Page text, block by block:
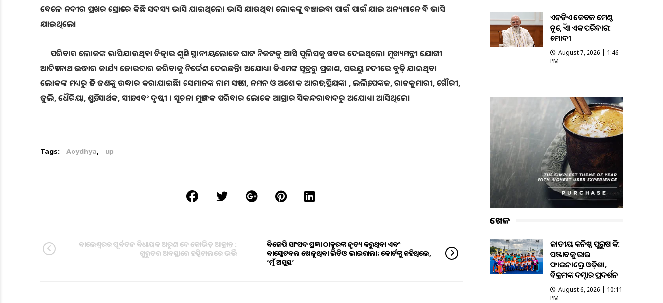
ବେଳେ ନଦୀର ପ୍ରଖର ସ୍ରୋତରେ କିଛି ସଦସ୍ୟ ଭାସି ଯାଇଥିଲେ। ଭାସି ଯାଉଥିବା ଲୋକଙ୍କୁ ବଞ୍ଚାଇବା ପାଇଁ ପାଇଁ ଯାଇ ଅନ୍ୟମାନେ ବି ଭାସି
ଯାଇଥିଲେ।
ପରିବାର ଲୋକଙ୍କ ଭାସିଯାଉଥିବା ଚିତ୍କାର ଶୁଣି ସ୍ଥାନୀୟଲୋକେ ଘାଟ ନିକଟକୁ ଆସି ପୁଲିସକୁ ଖବର ଦେଇଥିଲେ। ମୁଖ୍ୟମନ୍ତ୍ରୀ ଯୋଗୀ
ଆଦିତ୍ୟନାଥ ଉଦ୍ଧାର କାର୍ଯ୍ୟ ଜୋରଦାର କରିବାକୁ ନିର୍ଦ୍ଦେଶ ଦେଇଛନ୍ତି। ଅଯୋଧ୍ୟା ଡିଏମଙ୍କ ସୂତ୍ରରୁ ପ୍ରକାଶ, ସରୟୁ ନଦୀରେ ବୁଡ଼ି ଯାଇଥିବା
ଲୋକଙ୍କ ମଧ୍ୟରୁ ତିନି ଜଣଙ୍କୁ ଉଦ୍ଧାର କରାଯାଇଛି। ସେମାନଙ୍କ ନାମ ସତୀଶ, ନମନ ଓ ଅଶୋକ ଆରତୀ ,ପ୍ରିୟଙ୍କା , ଲଲିତ, ପଙ୍କଜ, ରାଜକୁମାରୀ, ଗୌରୀ,
ଜୁଲି, ଧୈରିୟା, ଶ୍ରୁତି, ସାର୍ଥକ, ସୀତା ଏବଂ ଦୃଷ୍ଟୀ । ସୂଚନା ମୁତାବକ ପରିବାର ଲୋକେ ଆଗ୍ରାର ସିକନ୍ଦରାବାଦରୁ ଅଯୋଧ୍ୟା ଆସିଥିଲେ।
Tags: Aoydhya, up
ବାଲେଶ୍ବରର ପୂର୍ବତନ ବିଧାୟକ ଅରୁଣ ଦେ କୋଭିଡ୍ ଆକ୍ରାନ୍ତ :
ଗୁରୁତର ଅବସ୍ଥାରେ ହସ୍ପିଟାଲରେ ଭର୍ତ୍ତି
ବିଜେପି ସାଂସଦ ପ୍ରଜ୍ଞା ଠାକୁରଙ୍କ ନୃତ୍ୟ କରୁଥିବା ଏବଂ
ବାସ୍କେଟବଲ ଖେଳୁଥିବା ଭିଡିଓ ଭାଇରାଲା; କୋର୍ଟଙ୍କୁ କହିଥିଲେ,
‘ମୁଁ ଅସୁସ୍ଥ’
ଏନଡିଏ କେବଳ ମେଣ୍ଟ
ନୁହେଁ, ଏହା ଏକ ପରିବାର:
ମୋଦୀ
August 7, 2026 | 1:46
PM
ଖେଳ
ଜାତୀୟ କନିଷ୍ଠ ପୁରୁଷ ହକି:
ପଞ୍ଜାବକୁ ହରାଇ
ଫାଇନାଲ୍ରେ ଓଡ଼ିଶା,
ବିକ୍ରମଙ୍କ ଦମ୍ଦାର ପ୍ରଦର୍ଶନ
August 6, 2026 | 10:11
PM